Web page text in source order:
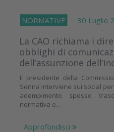
NORMATIVE 30 Luglio
La CAO richiama i
obblighi di
dell’assunzione
Il presidente della
Senna interviene sui social
adempimento spesso
normativa e...
Approfondisci